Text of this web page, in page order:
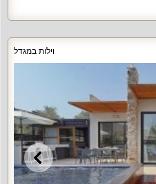
וילות במגדל